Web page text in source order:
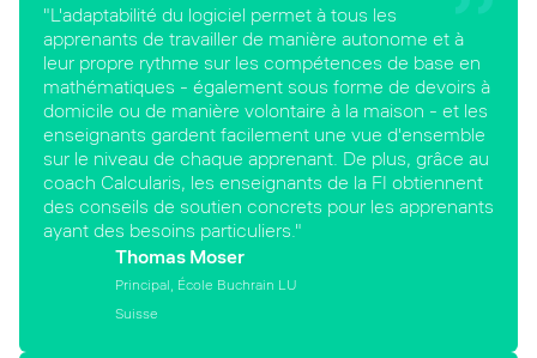
"L'adaptabilité du logiciel permet à tous les
apprenants de travailler de manière autonome et à
leur propre rythme sur les compétences de base en
mathématiques - également sous forme de devoirs à
domicile ou de manière volontaire à la maison - et les
enseignants gardent facilement une vue d'ensemble
sur le niveau de chaque apprenant. De plus, grâce au
coach Calcularis, les enseignants de la FI obtiennent
des conseils de soutien concrets pour les apprenants
ayant des besoins particuliers."
Thomas Moser
Principal, École Buchrain LU
Suisse